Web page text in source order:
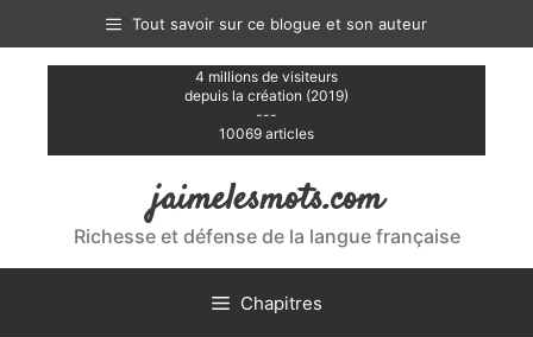
contenu
Tout savoir sur ce blogue et son auteur
4 millions de visiteurs
depuis la création (2019)
---
10069 articles
jaimelesmots.com
Richesse et défense de la langue française
Chapitres